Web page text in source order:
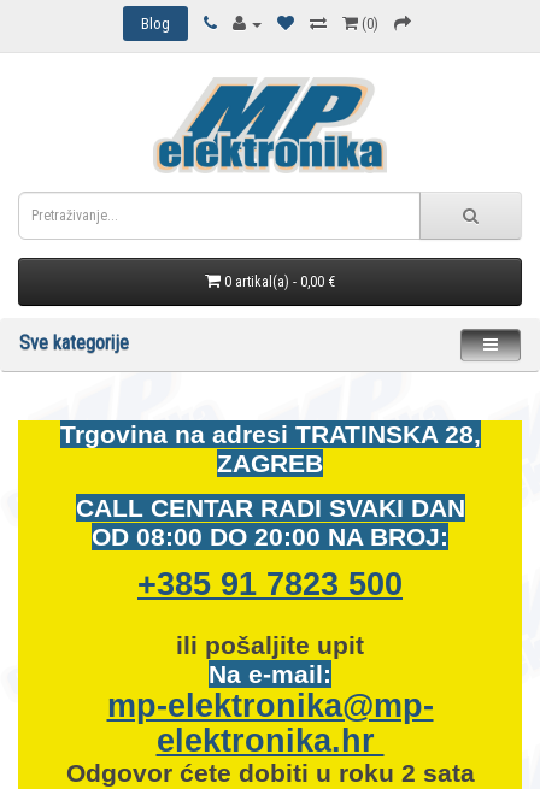
Blog (0)
0 artikal(a) - 0,00 €
Sve kategorije
Trgovina na adresi TRATINSKA 28,
ZAGREB
CALL CENTAR RADI SVAKI DAN
OD 08:00 DO 20:00 NA BROJ:
+385 91 7823 500
ili pošaljite upit
Na e-mail:
mp-elektronika@mp-
elektronika.hr
Odgovor ćete dobiti u roku 2 sata